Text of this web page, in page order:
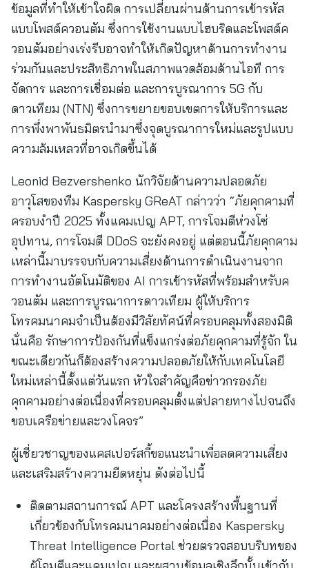
ข้อมูลที่ทำให้เข้าใจผิด การเปลี่ยนผ่านด้านการเข้ารหัส
แบบโพสต์ควอนตัม ซึ่งการใช้งานแบบไฮบริดและโพสต์ค
วอนตัมอย่างเร่งรีบอาจทำให้เกิดปัญหาด้านการทำงาน
ร่วมกันและประสิทธิภาพในสภาพแวดล้อมด้านไอที การ
จัดการ และการเชื่อมต่อ และการบูรณาการ 5G กับ
ดาวเทียม (NTN) ซึ่งการขยายขอบเขตการให้บริการและ
การพึ่งพาพันธมิตรนำมาซึ่งจุดบูรณาการใหม่และรูปแบบ
ความล้มเหลวที่อาจเกิดขึ้นได้
Leonid Bezvershenko นักวิจัยด้านความปลอดภัย
อาวุโสของทีม Kaspersky GReAT กล่าวว่า “ภัยคุกคามที่
ครอบงำปี 2025 ทั้งแคมเปญ APT, การโจมตีห่วงโซ่
อุปทาน, การโจมตี DDoS จะยังคงอยู่ แต่ตอนนี้ภัยคุกคาม
เหล่านี้มาบรรจบกับความเสี่ยงด้านการดำเนินงานจาก
การทำงานอัตโนมัติของ AI การเข้ารหัสที่พร้อมสำหรับค
วอนตัม และการบูรณาการดาวเทียม ผู้ให้บริการ
โทรคมนาคมจำเป็นต้องมีวิสัยทัศน์ที่ครอบคลุมทั้งสองมิติ
นั่นคือ รักษาการป้องกันที่แข็งแกร่งต่อภัยคุกคามที่รู้จัก ใน
ขณะเดียวกันก็ต้องสร้างความปลอดภัยให้กับเทคโนโลยี
ใหม่เหล่านี้ตั้งแต่วันแรก หัวใจสำคัญคือข่าวกรองภัย
คุกคามอย่างต่อเนื่องที่ครอบคลุมตั้งแต่ปลายทางไปจนถึง
ขอบเครือข่ายและวงโคจร”
ผู้เชี่ยวชาญของแคสเปอร์สกี้ขอแนะนำเพื่อลดความเสี่ยง
และเสริมสร้างความยืดหยุ่น ดังต่อไปนี้
ติดตามสถานการณ์ APT และโครงสร้างพื้นฐานที่
เกี่ยวข้องกับโทรคมนาคมอย่างต่อเนื่อง Kaspersky
Threat Intelligence Portal ช่วยตรวจสอบบริบทของ